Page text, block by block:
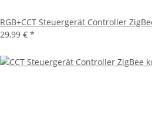
RGB+CCT Steuergerät Controller
29,99 € *